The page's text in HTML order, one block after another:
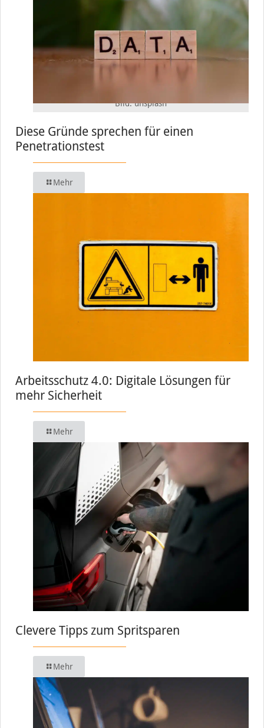
Bild: unsplash
Diese Gründe sprechen für einen
Penetrationstest
Mehr
Arbeitsschutz 4.0: Digitale Lösungen für
mehr Sicherheit
Mehr
Clevere Tipps zum Spritsparen
Mehr